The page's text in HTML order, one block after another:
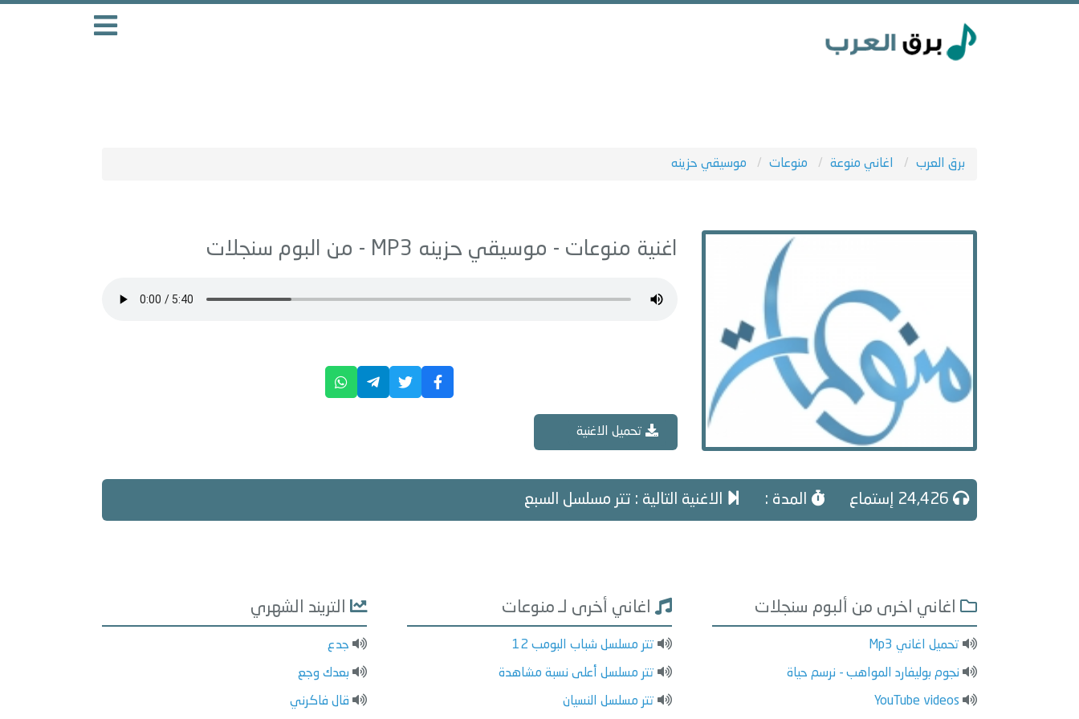
برق العرب اغاني منوعة منوعات موسيقي حزينه
اغنية منوعات - موسيقي حزينه سنجلات
تحميل الاغنية
المدة : الاغنية التالية : تتر مسلسل السبع
اغاني اخرى من ألبوم سنجلات
تحميل اغاني Mp3
نجوم بوليفارد المواهب - نرسم حياة
YouTube videos
اغاني أخرى لـ منوعات
تتر مسلسل شباب البومب 12
تتر مسلسل أعلى نسبة مشاهدة
تتر مسلسل النسيان
التريند الشهري
جدع
بعدك وجع
قال فاكرني